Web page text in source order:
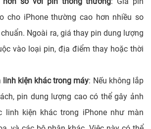
cho iPhone thường cao hơn nhiều so
Ngoài ra, giá thay pin dung lượng
vào loại pin, địa điểm thay hoặc thời
kiện khác trong máy: Nếu không lắp
pin dung lượng cao có thể gây ảnh
linh kiện khác trong iPhone như màn